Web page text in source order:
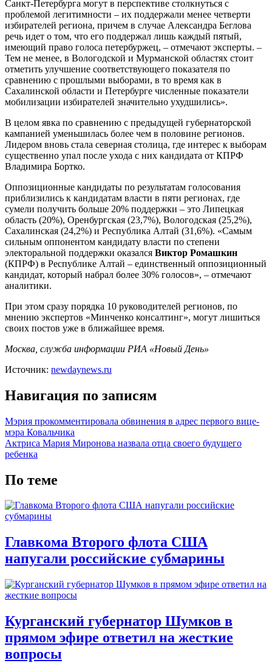
Санкт-Петербурга могут в перспективе столкнуться с
проблемой легитимности – их поддержали менее четверти
избирателей региона, причем в случае Александра Беглова
речь идет о том, что его поддержал лишь каждый пятый,
имеющий право голоса петербуржец, – отмечают эксперты. –
Тем не менее, в Вологодской и Мурманской областях стоит
отметить улучшение соответствующего показателя по
сравнению с прошлыми выборами, в то время как в
Сахалинской области и Петербурге численные показатели
мобилизации избирателей значительно ухудшились».
В целом явка по сравнению с предыдущей губернаторской
кампанией уменьшилась более чем в половине регионов.
Лидером вновь стала северная столица, где интерес к выборам
существенно упал после ухода с них кандидата от КПРФ
Владимира Бортко.
Оппозиционные кандидаты по результатам голосования
приблизились к кандидатам власти в пяти регионах, где
сумели получить больше 20% поддержки – это Липецкая
область (20%), Оренбургская (23,7%), Вологодская (25,2%),
Сахалинская (24,2%) и Республика Алтай (31,6%). «Самым
сильным оппонентом кандидату власти по степени
электоральной поддержки оказался Виктор Ромашкин
(КПРФ) в Республике Алтай – единственный оппозиционный
кандидат, который набрал более 30% голосов», – отмечают
аналитики.
При этом сразу порядка 10 руководителей регионов, по
мнению экспертов «Минченко консалтинг», могут лишиться
своих постов уже в ближайшее время.
Москва, служба информации РИА «Новый День»
Источник: newdaynews.ru
Навигация по записям
Мэрия прокомментировала обвинения в адрес первого вице-
мэра Ковальчика
Актриса Мария Миронова назвала отца своего будущего
ребенка
По теме
Главкома Второго флота США
напугали российские субмарины
Курганский губернатор Шумков в
прямом эфире ответил на жесткие
вопросы